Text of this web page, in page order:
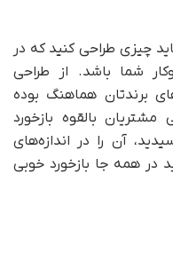
چیزی طراحی کنید که در
شما باشد. از طراحی
برندتان هماهنگ بوده
بالقوه بازخورد
آن را در اندازه‌های
در همه جا بازخورد خوبی